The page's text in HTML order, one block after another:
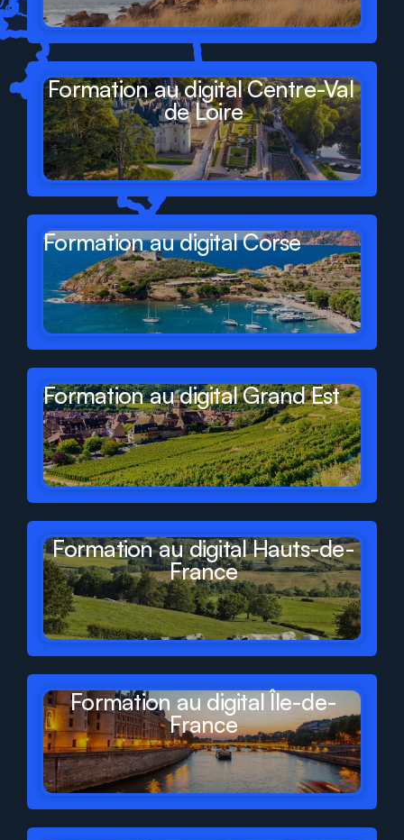
Formation au digital Centre-Val
de Loire
Formation au digital Corse
Formation au digital Grand Est
Formation au digital Hauts-de-
France
Formation au digital Île-de-
France